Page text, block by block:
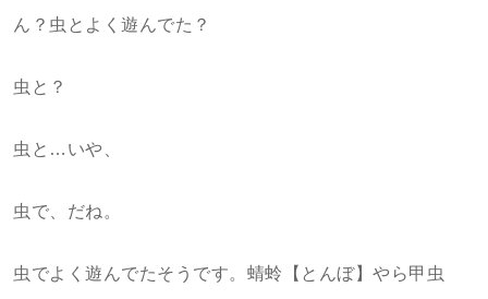
ん？虫とよく遊んでた？
虫と？
虫と…いや、
虫で、だね。
虫でよく遊んでたそうです。蜻蛉【とんぼ】やら甲虫